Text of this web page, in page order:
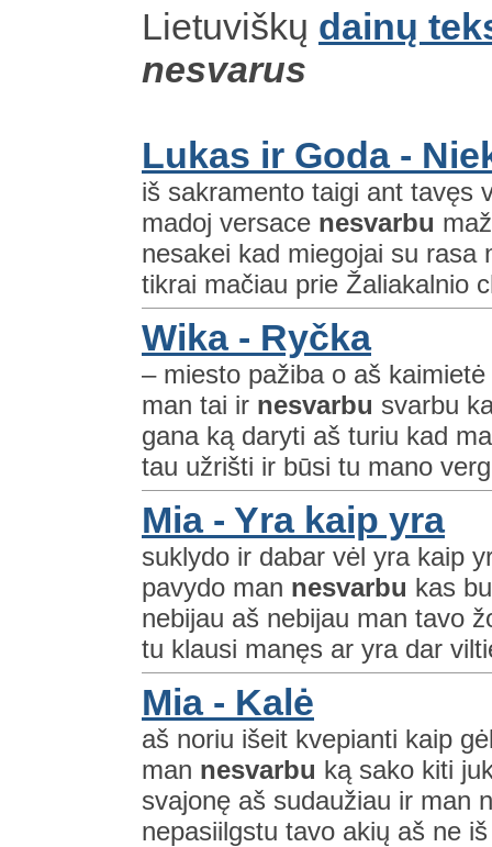
Lietuviškų dainų
nesvarus
Lukas ir Goda -
iš sakramento taigi ant tavęs
madoj versace nesvarbu
nesakei kad miegojai su rasa
tikrai mačiau prie Žaliakalnio
Wika - Ryčka
– miesto pažiba o aš
man tai ir nesvarbu svarbu
gana ką daryti aš turiu kad
tau užrišti ir būsi tu mano
Mia - Yra kaip yra
suklydo ir dabar vėl yra kaip
pavydo man nesvarbu kas
nebijau aš nebijau man tavo
tu klausi manęs ar yra dar
Mia - Kalė
aš noriu išeit kvepianti kaip
man nesvarbu ką sako kiti
svajonę aš sudaužiau ir man
nepasiilgstu tavo akių aš ne